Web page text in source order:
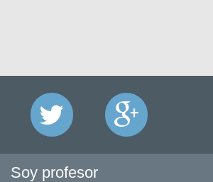
Soy profesor